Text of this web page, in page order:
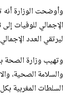
ليرتقي العدد الإجمالي
وتهيب وزارة الصحة
والسلامة الصحية،
السلطات المغربية